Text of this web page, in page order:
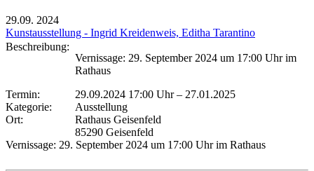
29.09. 2024
Kunstausstellung - Ingrid Kreidenweis, Editha Tarantino
Beschreibung:
Vernissage: 29. September 2024 um 17:00 Uhr im
Rathaus
Termin:
29.09.2024 17:00 Uhr– 27.01.2025
Kategorie:
Ausstellung
Ort:
Rathaus Geisenfeld
85290 Geisenfeld
Vernissage: 29. September 2024 um 17:00 Uhr im Rathaus